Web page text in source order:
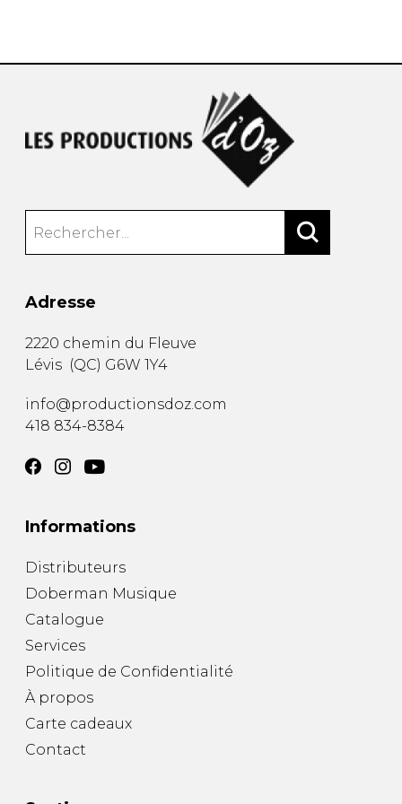
Adresse
2220 chemin du Fleuve
Lévis (QC) G6W 1Y4
info@productionsdoz.com
418 834-8384
Informations
Distributeurs
Doberman Musique
Catalogue
Services
Politique de Confidentialité
À propos
Carte cadeaux
Contact